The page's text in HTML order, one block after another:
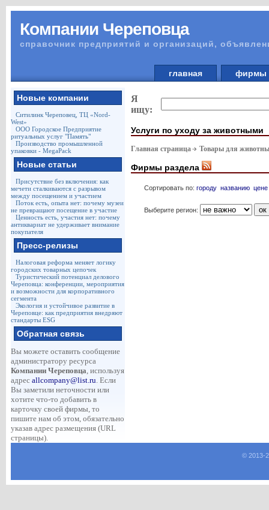
Компании Череповца
справочник предприятий и организаций,
главная
Новые компании
Ситилинк Череповец, ТЦ «Nord-
West»
ООО Городское Предприятие
ритуальных услуг "Память"
Производство промышленной
упаковки - MegaPack
Новые статьи
Присутствие без включения: как
мечети сталкиваются с разрывом
между посещением и участием
Поток есть, опыта нет: почему музеи
не превращают посещение в участие
Ценность есть, участия нет: почему
антиквариат не удерживает внимание
покупателя
Пресс-релизы
Налоговая реформа меняет логику
городских товарных цепочек
Туристический потенциал делового
Череповца: конференции, мероприятия
и возможности для корпоративного
сегмента
Экология и устойчивое развитие в
Череповце: как предприятия внедряют
стандарты ESG
Обратная связь
Вы можете оставить сообщение
администратору ресурса
Компании Череповца, используя
адрес allcompany@list.ru. Если
Вы заметили неточности или
хотите что-то добавить в
карточку своей фирмы, то
пишите нам об этом, обязательно
указав адрес размещения (URL
страницы).
Я
ищу:
Услуги по уходу за животными
Главная страница Товары для
Фирмы раздела
Сортировать по: городу названию цене
Выберите регион:
© 2013-